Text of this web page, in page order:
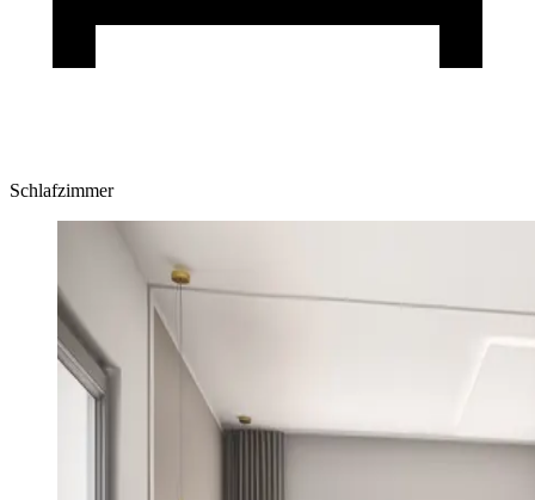
Schlafzimmer